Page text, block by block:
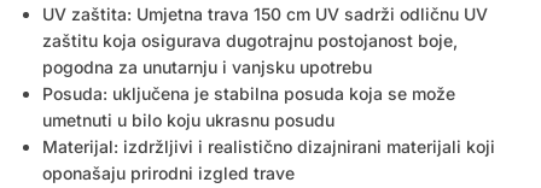
UV zaštita: Umjetna trava 150 cm UV sadrži odličnu UV
zaštitu koja osigurava dugotrajnu postojanost boje,
pogodna za unutarnju i vanjsku upotrebu
Posuda: uključena je stabilna posuda koja se može
umetnuti u bilo koju ukrasnu posudu
Materijal: izdržljivi i realistično dizajnirani materijali koji
oponašaju prirodni izgled trave